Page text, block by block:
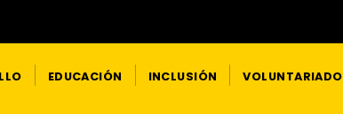
EDUCACIÓN INCLUSIÓN VOLUNTARIADO